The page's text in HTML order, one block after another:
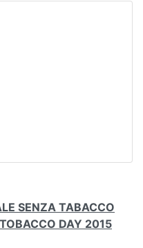
SENZA TABACCO
DAY 2015